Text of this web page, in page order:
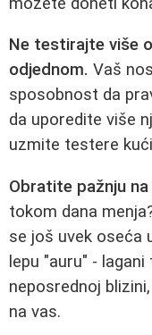
Ne testirajte više
odjednom. Vaš
sposobnost da
da uporedite više
uzmite testere
Obratite pažnju
tokom dana
se još uvek oseća
lepu "auru" -
neposrednoj
na vas.